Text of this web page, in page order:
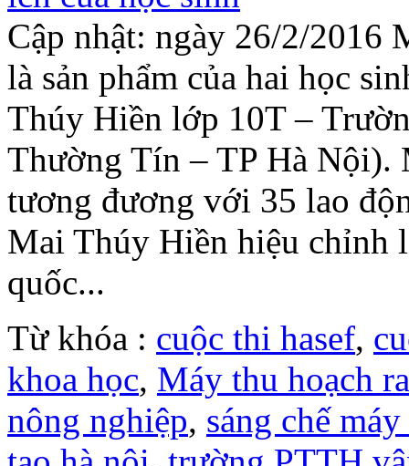
Cập nhật: ngày 26/2/2016
là sản phẩm của hai học
Thúy Hiền lớp 10T –
Thường Tín – TP Hà Nội).
tương đương với 35 lao
Mai Thúy Hiền hiệu chỉnh
quốc...
Từ khóa : cuộc thi hasef,
khoa học, Máy thu hoạch
nông nghiệp, sáng chế